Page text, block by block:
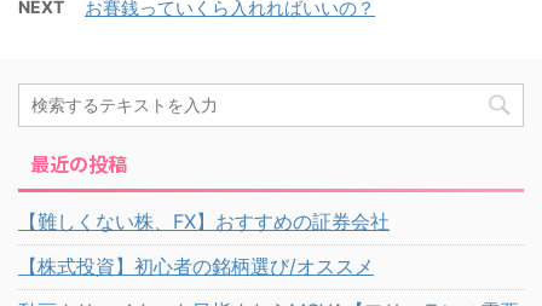
NEXT お賽銭っていくら入れればいいの？
最近の投稿
【難しくない株、FX】おすすめの証券会社
【株式投資】初心者の銘柄選び/オススメ